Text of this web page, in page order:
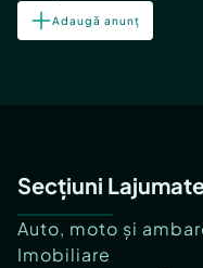
Adaugă anunț
Secțiuni
Auto, moto și
Imobiliare